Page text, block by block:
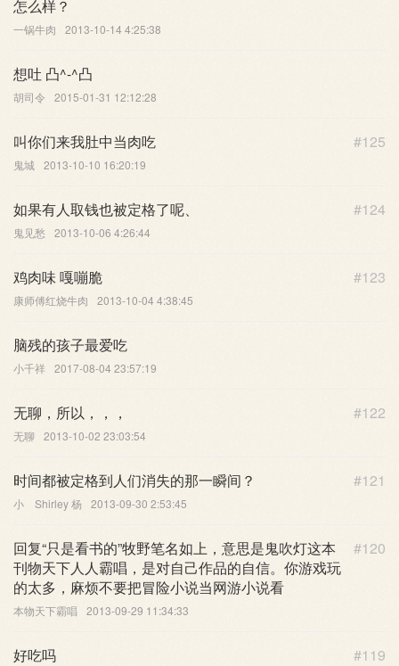
怎么样？
一锅牛肉 2013-10-14 4:25:38
想吐 凸^-^凸
胡司令 2015-01-31 12:12:28
#125
叫你们来我肚中当肉吃
鬼城 2013-10-10 16:20:19
#124
如果有人取钱也被定格了呢、
鬼见愁 2013-10-06 4:26:44
#123
鸡肉味 嘎嘣脆
康师傅红烧牛肉 2013-10-04 4:38:45
脑残的孩子最爱吃
小千祥 2017-08-04 23:57:19
#122
无聊，所以，，，
无聊 2013-10-02 23:03:54
#121
时间都被定格到人们消失的那一瞬间？
小 Shirley 杨 2013-09-30 2:53:45
#120
回复“只是看书的”牧野笔名如上，意思是鬼吹灯这本
刊物天下人人霸唱，是对自己作品的自信。你游戏玩
的太多，麻烦不要把冒险小说当网游小说看
本物天下霸唱 2013-09-29 11:34:33
#119
好吃吗